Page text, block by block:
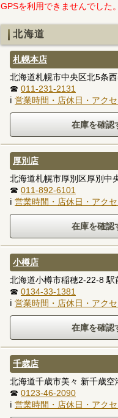
GPSを利用できませんでした
北海道
札幌本店
北海道札幌市中央区北5条
☎ 011-231-2131
ℹ 営業時間・店休日・アク
厚別店
北海道札幌市厚別区厚別中
☎ 011-892-6101
ℹ 営業時間・店休日・アク
小樽店
北海道小樽市稲穂2-22-8 駅
☎ 0134-33-1381
ℹ 営業時間・店休日・アク
千歳店
北海道千歳市美々 新千歳
☎ 0123-46-2090
ℹ 営業時間・店休日・アク